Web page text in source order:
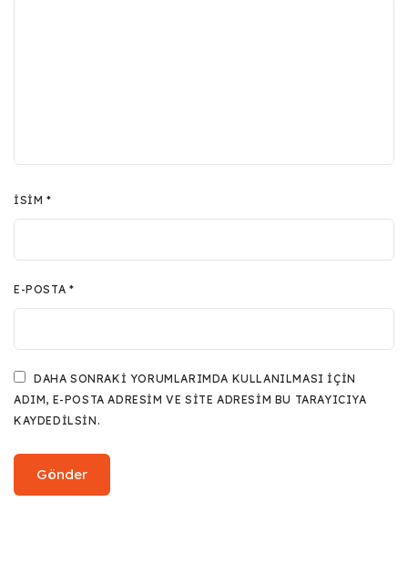
İSIM*
E-POSTA *
DAHA SONRAKI YORUMLARIMDA KULLANILMASI IÇIN
ADIM, E-POSTA ADRESIM VE SITE ADRESIM BU TARAYICIYA
KAYDEDILSIN.